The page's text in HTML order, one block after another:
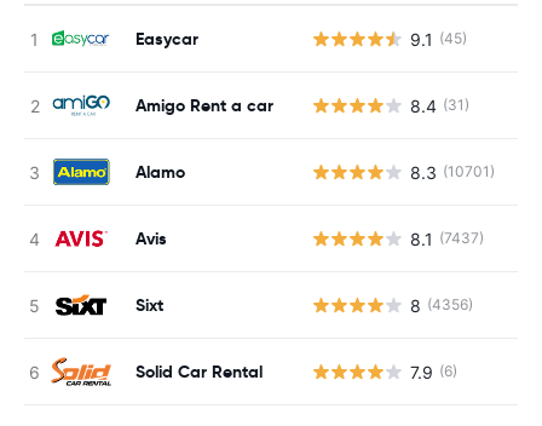
Easycar 9.1 (45)
Amigo Rent a car 8.4 (31)
Alamo 8.3 (10701)
Avis 8.1 (7437)
Sixt 8 (4356)
Solid Car Rental 7.9 (6)